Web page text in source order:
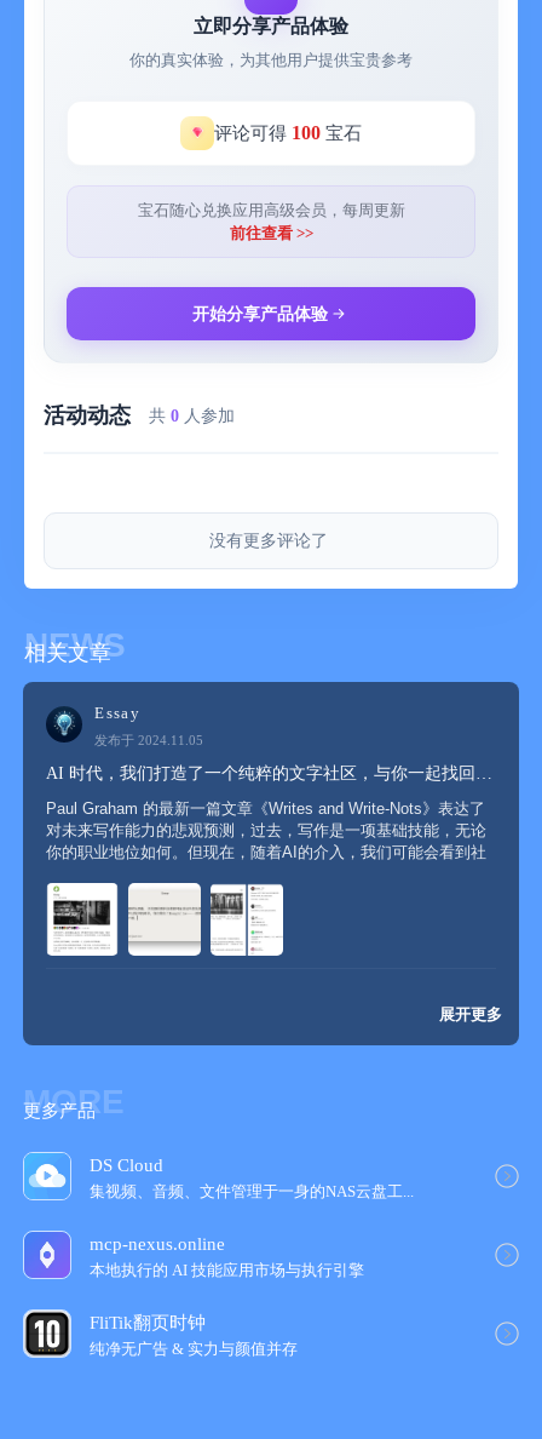
立即分享产品体验
你的真实体验，为其他用户提供宝贵参考
评论可得 100 宝石
宝石随心兑换应用高级会员，每周更新
前往查看 >>
开始分享产品体验
活动动态 共 0 人参加
没有更多评论了
NEWS
相关文章
Essay
发布于 2024.11.05
AI 时代，我们打造了一个纯粹的文字社区，与你一起找回写作的...
Paul Graham 的最新一篇文章《Writes and Write-Nots》表达了
对未来写作能力的悲观预测，过去，写作是一项基础技能，无论
你的职业地位如何。但现在，随着AI的介入，我们可能会看到社
种分化可能会进一步导致思考能力的分化，因...
展开更多
MORE
更多产品
DS Cloud
集视频、音频、文件管理于一身的NAS云盘工‪...
mcp-nexus.online
本地执行的 AI 技能应用市场与执行引擎
FliTik翻页时钟
纯净无广告 & 实力与颜值并‪存‬